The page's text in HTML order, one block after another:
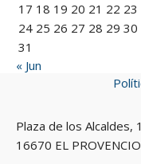
17 18 19 20 21 22 23
24 25 26 27 28 29 30
31
« Jun
Plaza de los
16670 EL